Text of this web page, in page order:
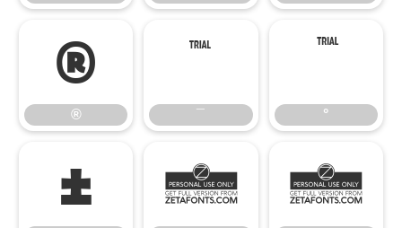
®
®
¯
¯
°
°
± ² ³